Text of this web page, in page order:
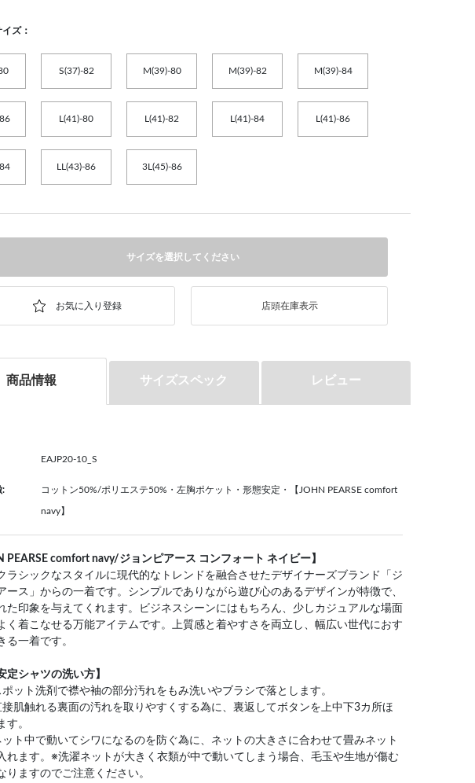
ズ：
S(37)-82 M(39)-80 M(39)-82 M(39)-84
L(41)-80 L(41)-82 L(41)-84 L(41)-86
84 LL(43)-86 3L(45)-86
サイズを選択してください
店頭在庫表示
商品情報 サイズスペック レビュー
EAJP20-10_S
: コットン50%/ポリエステ50%・左胸ポケット・形態安定・【JOHN PEARSE comfort
navy】
PEARSE comfort navy/ジョンピアース コンフォート ネイビー】
ラシックなスタイルに現代的なトレンドを融合させたデザイナーズブランド「ジ
ース」からの一着です。シンプルでありながら遊び心のあるデザインが特徴で、
た印象を与えてくれます。ビジネスシーンにはもちろん、少しカジュアルな場面
く着こなせる万能アイテムです。上質感と着やすさを両立し、幅広い世代におす
る一着です。
定シャツの洗い方】
ポット洗剤で襟や袖の部分汚れをもみ洗いやブラシで落とします。
接肌触れる裏面の汚れを取りやすくする為に、裏返してボタンを上中下3カ所ほ
す。
ット中で動いてシワになるのを防ぐ為に、ネットの大きさに合わせて畳みネット
れます。※洗濯ネットが大きく衣類が中で動いてしまう場合、毛玉や生地が傷む
りますのでご注意ください。